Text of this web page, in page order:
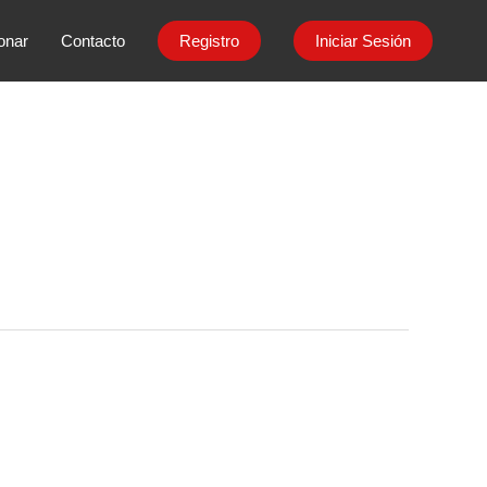
Contacto Registro Iniciar Sesión